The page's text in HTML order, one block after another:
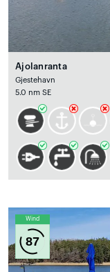
Ajolanranta
Gjestehavn
5.0 nm SE
Wind
87